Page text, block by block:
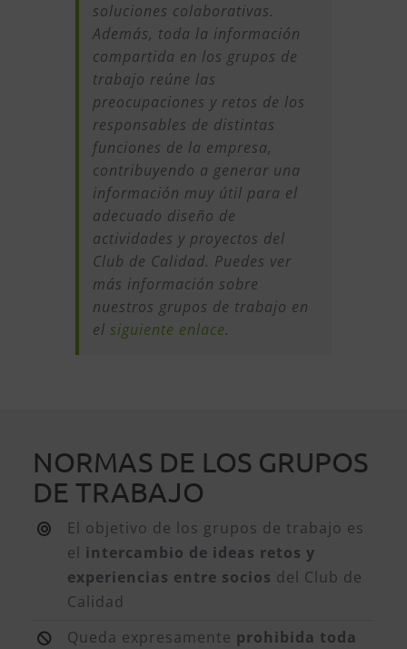
soluciones colaborativas.
Además, toda la información
compartida en los grupos de
trabajo reúne las
preocupaciones y retos de los
responsables de distintas
funciones de la empresa,
contribuyendo a generar una
información muy útil para el
adecuado diseño de
actividades y proyectos del
Club de Calidad. Puedes ver
más información sobre
nuestros grupos de trabajo en
el siguiente enlace.
NORMAS DE LOS GRUPOS
DE TRABAJO
El objetivo de los grupos de trabajo es
el intercambio de ideas retos y
experiencias entre socios del Club de
Calidad
Queda expresamente prohibida toda